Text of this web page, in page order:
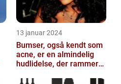
13 januar 2024
Bumser, også kendt som
acne, er en almindelig
hudlidelse, der rammer